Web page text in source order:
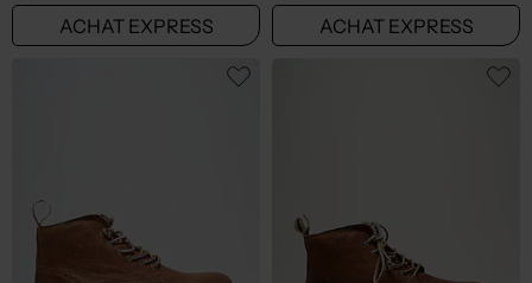
ACHAT EXPRESS ACHAT EXPRESS